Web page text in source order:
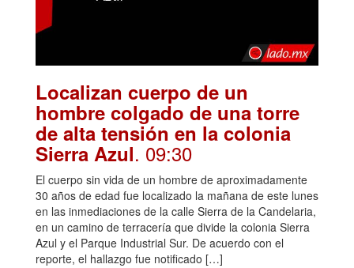
Localizan cuerpo de un
hombre colgado de una torre
de alta tensión en la colonia
Sierra Azul. 09:30
El cuerpo sin vida de un hombre de aproximadamente
30 años de edad fue localizado la mañana de este lunes
en las inmediaciones de la calle Sierra de la Candelaria,
en un camino de terracería que divide la colonia Sierra
Azul y el Parque Industrial Sur. De acuerdo con el
reporte, el hallazgo fue notificado […]